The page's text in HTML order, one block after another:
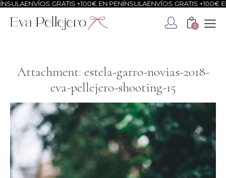
ENVÍOS GRATIS +100€ EN PENÍNSULAENVÍOS GRATIS +100€ EN
0
Attachment: estela-garro-novias-2018-
eva-pellejero-shooting-15